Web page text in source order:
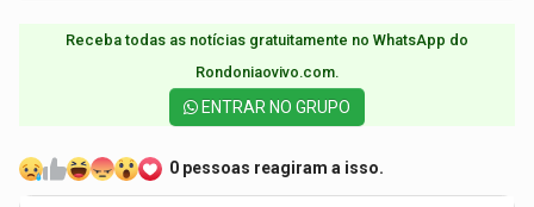
Receba todas as notícias gratuitamente no WhatsApp do
Rondoniaovivo.com.​
ENTRAR NO GRUPO
0 pessoas reagiram a isso.